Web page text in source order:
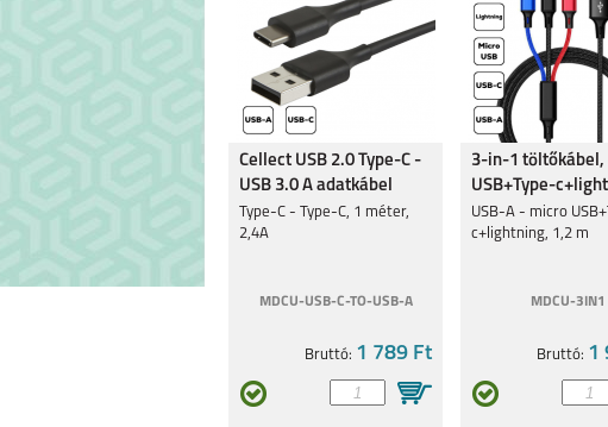
MOTOROLA MOTO
G34 5G
MOTOROLA G84 5G
5G
Cellect USB 2.0 Type-C -
USB 3.0 A adatkábel
Type-C - Type-C, 1 méter,
2,4A
MDCU-USB-C-TO-USB-A
Bruttó: 1 789 Ft
3-in-1 töltőkábel,
USB+Type-
USB-A - micro
c+lightning, 1,2 m
MDCU-3IN1
Bruttó: 1